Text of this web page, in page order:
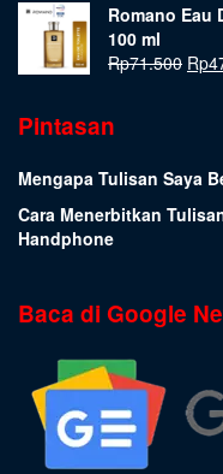
Romano Eau
100 ml
Rp71.500 Rp
Pintasan
Mengapa Tulisan Saya
Cara Menerbitkan
Handphone
Baca di Google